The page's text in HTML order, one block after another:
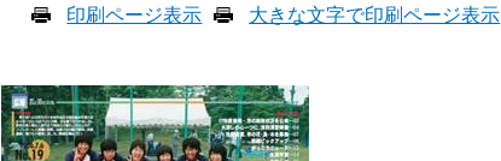
印刷ページ表示 大きな文字で印刷ページ表示